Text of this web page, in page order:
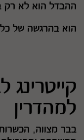
ההבדל הוא לא רק
הוא בהרגשה של כל
למהדרין
בבר מצווה,